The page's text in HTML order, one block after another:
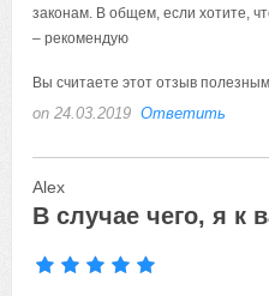
законам. В общем, если хотите,
– рекомендую
Вы считаете этот отзыв
on 24.03.2019 Ответить
Alex
В случае чего, я к